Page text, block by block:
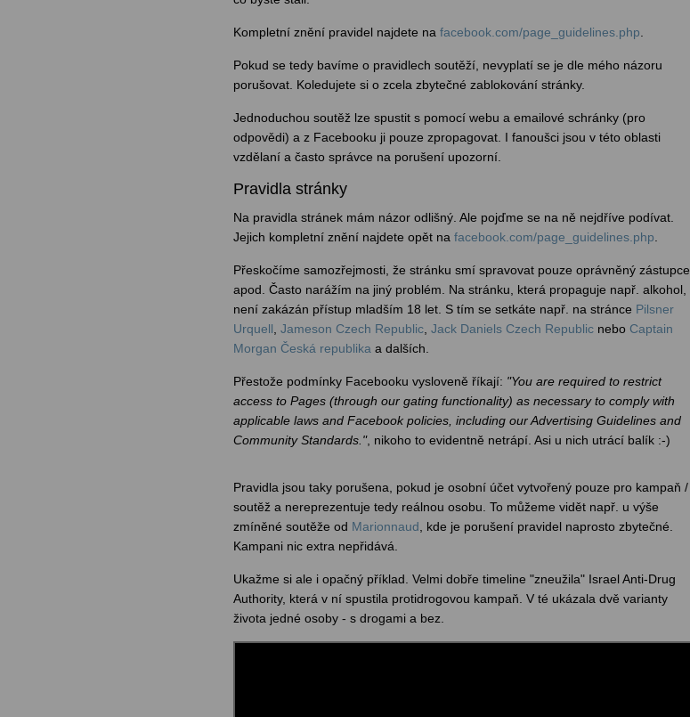
Kompletní znění pravidel najdete na facebook.com/page_guidelines.php.
Pokud se tedy bavíme o pravidlech soutěží, nevyplatí se je dle mého názoru
porušovat. Koledujete si o zcela zbytečné zablokování stránky.
Jednoduchou soutěž lze spustit s pomocí webu a emailové schránky (pro
odpovědi) a z Facebooku ji pouze zpropagovat. I fanoušci jsou v této oblasti
vzdělaní a často správce na porušení upozorní.
Pravidla stránky
Na pravidla stránek mám názor odlišný. Ale pojďme se na ně nejdříve podívat.
Jejich kompletní znění najdete opět na facebook.com/page_guidelines.php.
Přeskočíme samozřejmosti, že stránku smí spravovat pouze oprávněný zástupce
apod. Často narážím na jiný problém. Na stránku, která propaguje např. alkohol,
není zakázán přístup mladším 18 let. S tím se setkáte např. na stránce Pilsner
Urquell, Jameson Czech Republic, Jack Daniels Czech Republic nebo Captain
Morgan Česká republika a dalších.
Přestože podmínky Facebooku vysloveně říkají: "You are required to restrict
access to Pages (through our gating functionality) as necessary to comply with
applicable laws and Facebook policies, including our Advertising Guidelines and
Community Standards.", nikoho to evidentně netrápí. Asi u nich utrácí balík :-)
Pravidla jsou taky porušena, pokud je osobní účet vytvořený pouze pro kampaň /
soutěž a nereprezentuje tedy reálnou osobu. To můžeme vidět např. u výše
zmíněné soutěže od Marionnaud, kde je porušení pravidel naprosto zbytečné.
Kampani nic extra nepřidává.
Ukažme si ale i opačný příklad. Velmi dobře timeline "zneužila" Israel Anti-Drug
Authority, která v ní spustila protidrogovou kampaň. V té ukázala dvě varianty
života jedné osoby - s drogami a bez.